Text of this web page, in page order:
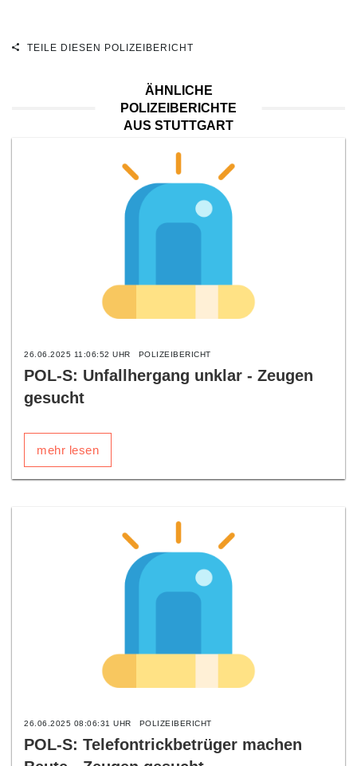
TEILE DIESEN POLIZEIBERICHT
ÄHNLICHE
POLIZEIBERICHTE
AUS STUTTGART
26.06.2025 11:06:52 UHR POLIZEIBERICHT
POL-S: Unfallhergang unklar - Zeugen
gesucht
mehr lesen
26.06.2025 08:06:31 UHR POLIZEIBERICHT
POL-S: Telefontrickbetrüger machen